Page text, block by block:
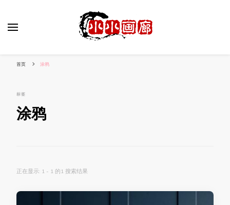
首页 涂鸦
标签
涂鸦
正在显示: 1 - 1 的1 搜索结果